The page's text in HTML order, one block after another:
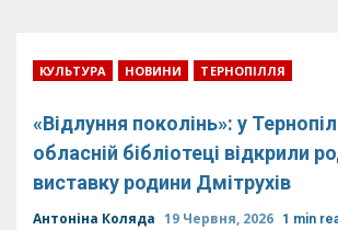
КУЛЬТУРА НОВИНИ ТЕРНОПІЛЛЯ
«Відлуння поколінь»: у
обласній бібліотеці відкрили
виставку родини Дмітрухів
Антоніна Коляда 19 Червня, 2026 1 min